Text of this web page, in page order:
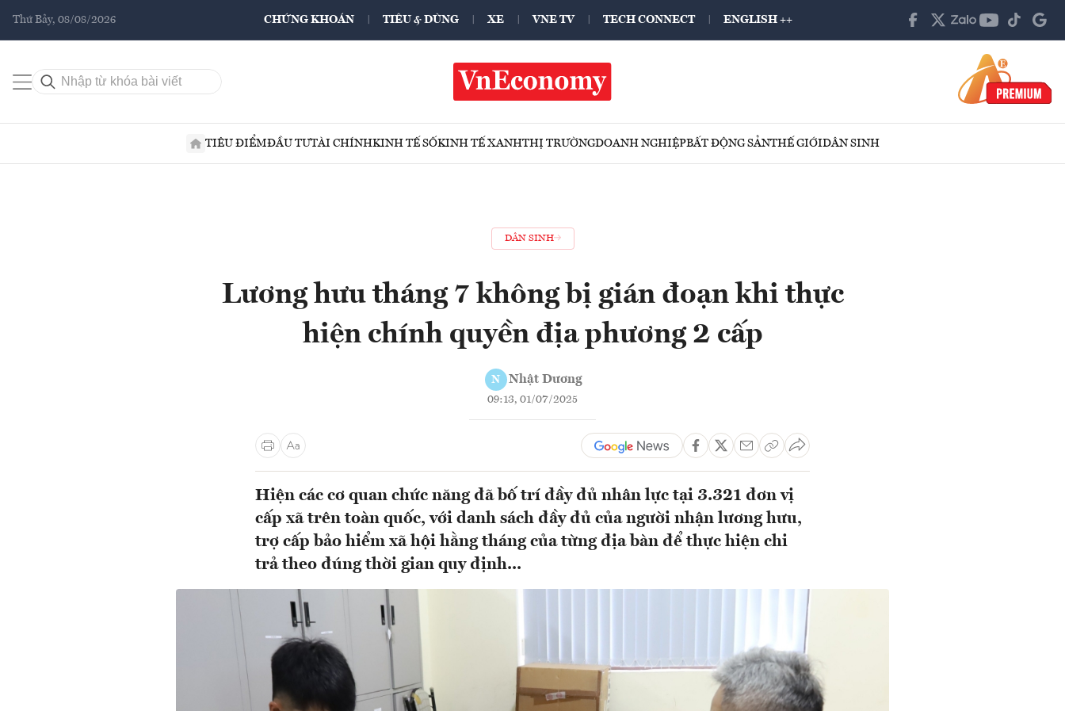
Thứ Bảy, 08/08/2026 CHỨNG KHOÁN TIÊU & DÙNG XE VNE TV TECH CONNECT ENGLISH ++
TIÊU ĐIỂMĐẦU TƯTÀI CHÍNHKINH TẾ SỐKINH TẾ XANHTHỊ TRƯỜNGDOANH NGHIỆPBẤT ĐỘNG SẢNTHẾ GIỚIDÂN SINH
DÂN SINH
Lương hưu tháng 7 không bị gián đoạn khi thực
hiện chính quyền địa phương 2 cấp
N Nhật Dương
09:13, 01/07/2025
Hiện các cơ quan chức năng đã bố trí đầy đủ nhân lực tại 3.321 đơn vị
cấp xã trên toàn quốc, với danh sách đầy đủ của người nhận lương hưu,
trợ cấp bảo hiểm xã hội hằng tháng của từng địa bàn để thực hiện chi
trả theo đúng thời gian quy định...